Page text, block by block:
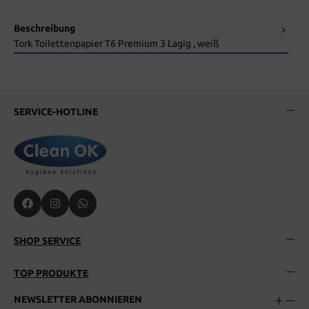
Beschreibung
Tork Toilettenpapier T6 Premium 3 Lagig , weiß
SERVICE-HOTLINE
SHOP SERVICE
TOP PRODUKTE
NEWSLETTER ABONNIEREN